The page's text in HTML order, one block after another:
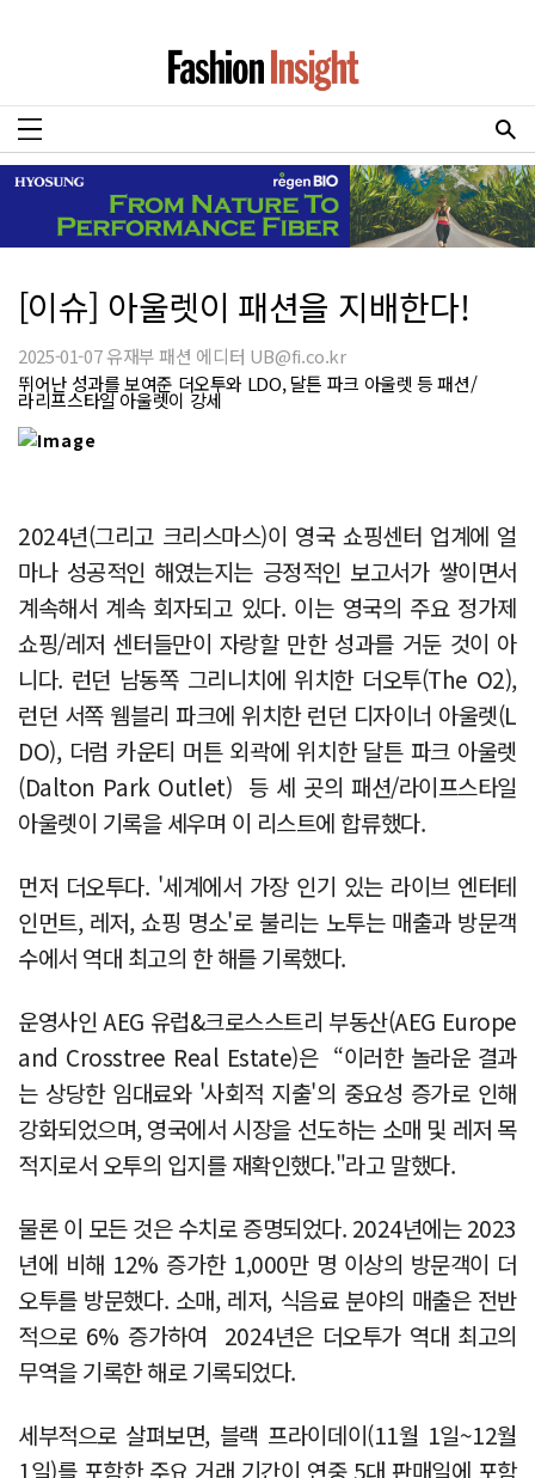
[이슈] 아울렛이 패션을 지배한다!
2025-01-07 유재부 패션 에디터 UB@fi.co.kr
뛰어난 성과를 보여준 더오투와 LDO, 달튼 파크 아울렛 등 패션/
라리프스타일 아울렛이 강세
2024년(그리고 크리스마스)이 영국 쇼핑센터 업계에 얼
마나 성공적인 해였는지는 긍정적인 보고서가 쌓이면서
계속해서 계속 회자되고 있다. 이는 영국의 주요 정가제
쇼핑/레저 센터들만이 자랑할 만한 성과를 거둔 것이 아
니다. 런던 남동쪽 그리니치에 위치한 더오투(The O2),
런던 서쪽 웸블리 파크에 위치한 런던 디자이너 아울렛(L
DO), 더럼 카운티 머튼 외곽에 위치한 달튼 파크 아울렛
(Dalton Park Outlet) 등 세 곳의 패션/라이프스타일
아울렛이 기록을 세우며 이 리스트에 합류했다.
먼저 더오투다. '세계에서 가장 인기 있는 라이브 엔터테
인먼트, 레저, 쇼핑 명소'로 불리는 노투는 매출과 방문객
수에서 역대 최고의 한 해를 기록했다.
운영사인 AEG 유럽&크로스스트리 부동산(AEG Europe
and Crosstree Real Estate)은 “이러한 놀라운 결과
는 상당한 임대료와 '사회적 지출'의 중요성 증가로 인해
강화되었으며, 영국에서 시장을 선도하는 소매 및 레저 목
적지로서 오투의 입지를 재확인했다."라고 말했다.
물론 이 모든 것은 수치로 증명되었다. 2024년에는 2023
년에 비해 12% 증가한 1,000만 명 이상의 방문객이 더
오투를 방문했다. 소매, 레저, 식음료 분야의 매출은 전반
적으로 6% 증가하여 2024년은 더오투가 역대 최고의
무역을 기록한 해로 기록되었다.
세부적으로 살펴보면, 블랙 프라이데이(11월 1일~12월
1일)를 포함한 주요 거래 기간이 연중 5대 판매일에 포함